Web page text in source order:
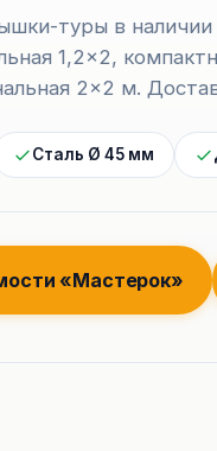
туры в
1,2×2,
2×2 м.
Сталь Ø 45 мм
«Мастерок»